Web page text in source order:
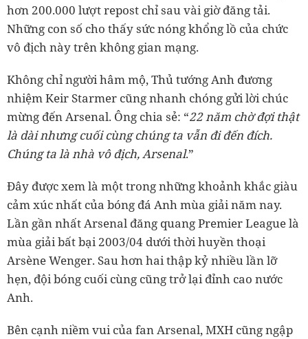
hơn 200.000 lượt repost chỉ sau vài giờ đăng tải.
Những con số cho thấy sức nóng khổng lồ của chức
vô địch này trên không gian mạng.
Không chỉ người hâm mộ, Thủ tướng Anh đương
nhiệm Keir Starmer cũng nhanh chóng gửi lời chúc
mừng đến Arsenal. Ông chia sẻ: “22 năm chờ đợi thật
là dài nhưng cuối cùng chúng ta vẫn đi đến đích.
Chúng ta là nhà vô địch, Arsenal.”
Đây được xem là một trong những khoảnh khắc giàu
cảm xúc nhất của bóng đá Anh mùa giải năm nay.
Lần gần nhất Arsenal đăng quang Premier League là
mùa giải bất bại 2003/04 dưới thời huyền thoại
Arsène Wenger. Sau hơn hai thập kỷ nhiều lần lỡ
hẹn, đội bóng cuối cùng cũng trở lại đỉnh cao nước
Anh.
Bên cạnh niềm vui của fan Arsenal, MXH cũng ngập